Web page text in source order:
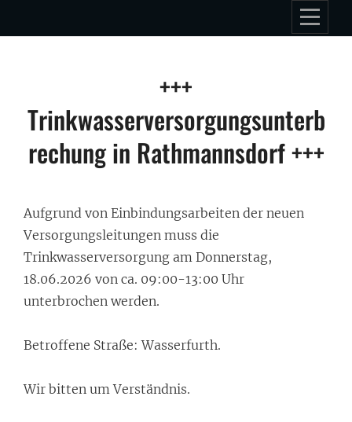
to
+++
Trinkwasserversorgungsunterb
rechung in Rathmannsdorf +++
Aufgrund von Einbindungsarbeiten der neuen
Versorgungsleitungen muss die
Trinkwasserversorgung am Donnerstag,
18.06.2026 von ca. 09:00-13:00 Uhr
unterbrochen werden.
Betroffene Straße: Wasserfurth.
Wir bitten um Verständnis.
Beitragsnavigation